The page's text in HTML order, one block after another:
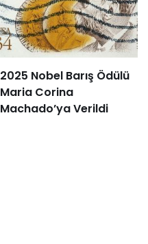
2025 Nobel Barış Ödülü
Maria Corina
Machado’ya Verildi